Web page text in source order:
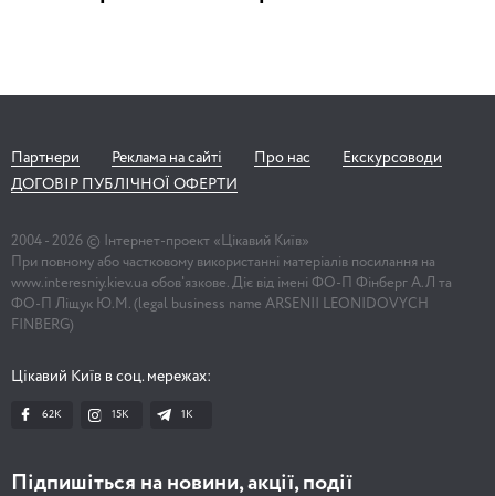
Партнери Реклама на сайті Про нас
Екскурсоводи
ДОГОВІР ПУБЛІЧНОЇ ОФЕРТИ
2004 - 2026 © Інтернет-проект «Цікавий Київ»
При повному або частковому використанні матеріалів посилання на
www.interesniy.kiev.ua обов'язкове. Діє від імені ФО-П Фінберг А.Л та
ФО-П Ліщук Ю.М. (legal business name ARSENII LEONIDOVYCH
FINBERG)
Цікавий Київ в соц. мережах:
62K 15K 1К
Підпишіться на новини, акції, події